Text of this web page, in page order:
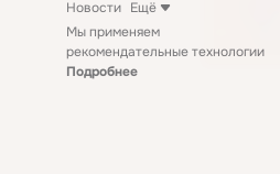
Новости Ещё
Мы применяем
рекомендательные технологии
Подробнее